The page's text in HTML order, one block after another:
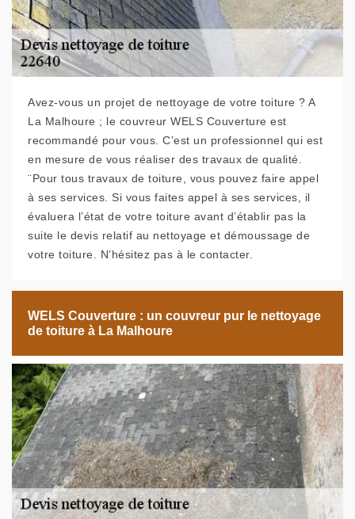
Avez-vous un projet de nettoyage de votre toiture ? A
La Malhoure ; le couvreur WELS Couverture est
recommandé pour vous. C’est un professionnel qui est
en mesure de vous réaliser des travaux de qualité.
¨Pour tous travaux de toiture, vous pouvez faire appel
à ses services. Si vous faites appel à ses services, il
évaluera l’état de votre toiture avant d’établir pas la
suite le devis relatif au nettoyage et démoussage de
votre toiture. N’hésitez pas à le contacter.
WELS Couverture : un couvreur pur le nettoyage
de toiture à La Malhoure